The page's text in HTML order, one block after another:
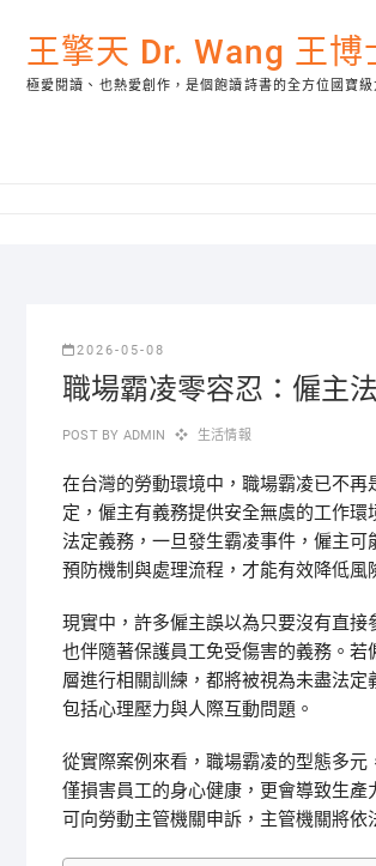
content王擎天 Dr. Wang 王
極愛閱讀、也熱愛創作，是個飽讀詩書的全方位國寶
2026-05-08
職場霸凌零容忍：僱主
POST BY ADMIN 生活情報
在台灣的勞動環境中，職場霸凌已不
定，僱主有義務提供安全無虞的工作
法定義務，一旦發生霸凌事件，僱主
預防機制與處理流程，才能有效降低風
現實中，許多僱主誤以為只要沒有直
也伴隨著保護員工免受傷害的義務。
層進行相關訓練，都將被視為未盡法
包括心理壓力與人際互動問題。
從實際案例來看，職場霸凌的型態多
僅損害員工的身心健康，更會導致生
可向勞動主管機關申訴，主管機關將